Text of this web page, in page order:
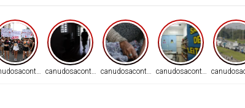
canudosacontece.comcanudosacontece.comcanudosacontece.com